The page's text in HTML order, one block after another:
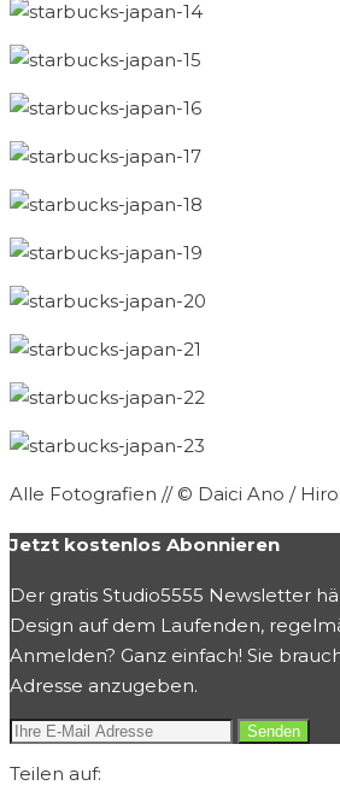
Alle Fotografien // © Daici Ano /
Jetzt kostenlos Abonnieren
Der gratis Studio5555 Newsletter
Design auf dem Laufenden,
Anmelden? Ganz einfach! Sie
Adresse anzugeben.
Teilen auf: